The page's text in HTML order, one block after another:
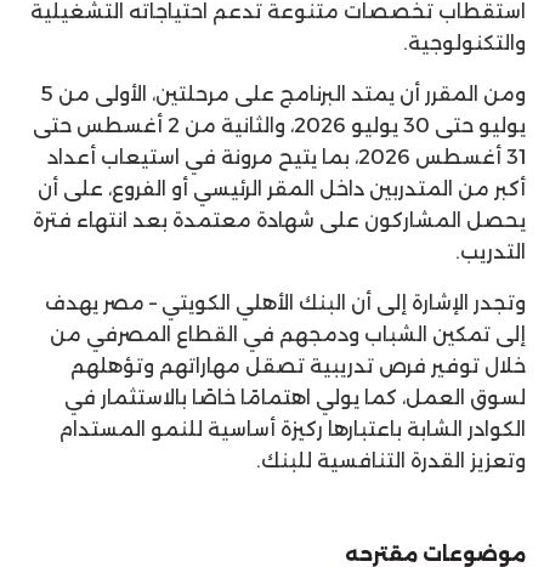
استقطاب تخصصات متنوعة تدعم احتياجاته التشغيلية
والتكنولوجية.
ومن المقرر أن يمتد البرنامج على مرحلتين، الأولى من 5
يوليو حتى 30 يوليو 2026، والثانية من 2 أغسطس حتى
31 أغسطس 2026، بما يتيح مرونة في استيعاب أعداد
أكبر من المتدربين داخل المقر الرئيسي أو الفروع، على أن
يحصل المشاركون على شهادة معتمدة بعد انتهاء فترة
التدريب.
وتجدر الإشارة إلى أن البنك الأهلي الكويتي – مصر يهدف
إلى تمكين الشباب ودمجهم في القطاع المصرفي من
خلال توفير فرص تدريبية تصقل مهاراتهم وتؤهلهم
لسوق العمل، كما يولي اهتمامًا خاصًا بالاستثمار في
الكوادر الشابة باعتبارها ركيزة أساسية للنمو المستدام
وتعزيز القدرة التنافسية للبنك.
موضوعات مقترحه